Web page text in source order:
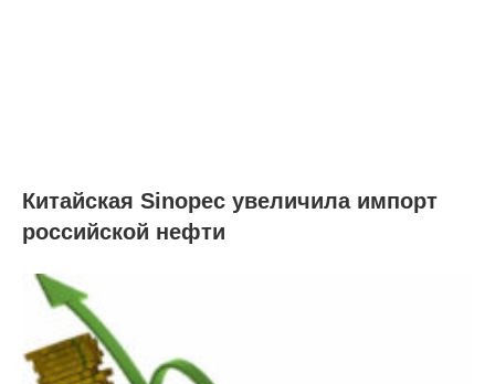
Китайская Sinopec увеличила импорт
российской нефти